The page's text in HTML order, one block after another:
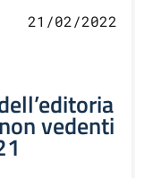
21/02/2022
vedenti